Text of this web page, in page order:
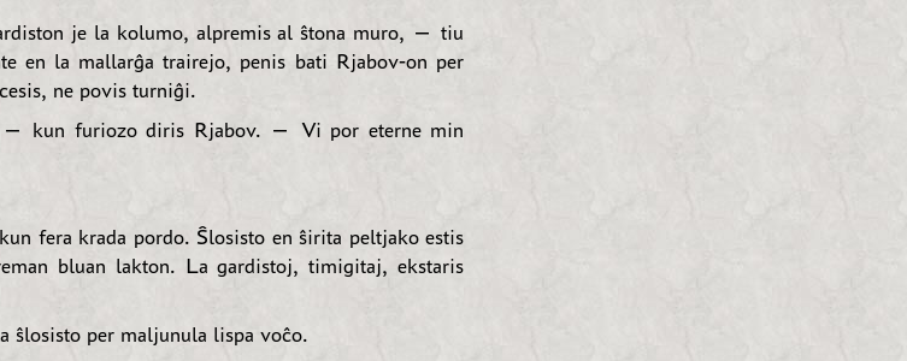
je la kolumo, alpremis al ŝtona muro, — tiu
en la mallarĝa trairejo, penis bati Rjabov-on per
ne povis turniĝi.
kun furiozo diris Rjabov. — Vi por eterne min
fera krada pordo. Ŝlosisto en ŝirita peltjako estis
bluan lakton. La gardistoj, timigitaj, ekstaris
per maljunula lispa voĉo.